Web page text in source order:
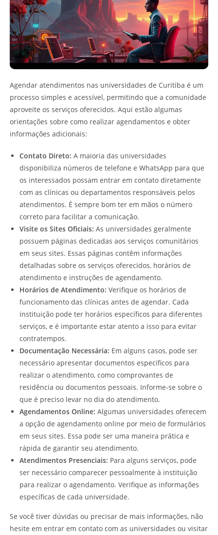
Agendar atendimentos nas universidades de Curitiba é um
processo simples e acessível, permitindo que a comunidade
aproveite os serviços oferecidos. Aqui estão algumas
orientações sobre como realizar agendamentos e obter
informações adicionais:
Contato Direto: A maioria das universidades
disponibiliza números de telefone e WhatsApp para que
os interessados possam entrar em contato diretamente
com as clínicas ou departamentos responsáveis pelos
atendimentos. É sempre bom ter em mãos o número
correto para facilitar a comunicação.
Visite os Sites Oficiais: As universidades geralmente
possuem páginas dedicadas aos serviços comunitários
em seus sites. Essas páginas contêm informações
detalhadas sobre os serviços oferecidos, horários de
atendimento e instruções de agendamento.
Horários de Atendimento: Verifique os horários de
funcionamento das clínicas antes de agendar. Cada
instituição pode ter horários específicos para diferentes
serviços, e é importante estar atento a isso para evitar
contratempos.
Documentação Necessária: Em alguns casos, pode ser
necessário apresentar documentos específicos para
realizar o atendimento, como comprovantes de
residência ou documentos pessoais. Informe-se sobre o
que é preciso levar no dia do atendimento.
Agendamentos Online: Algumas universidades oferecem
a opção de agendamento online por meio de formulários
em seus sites. Essa pode ser uma maneira prática e
rápida de garantir seu atendimento.
Atendimentos Presenciais: Para alguns serviços, pode
ser necessário comparecer pessoalmente à instituição
para realizar o agendamento. Verifique as informações
específicas de cada universidade.
Se você tiver dúvidas ou precisar de mais informações, não
hesite em entrar em contato com as universidades ou visitar